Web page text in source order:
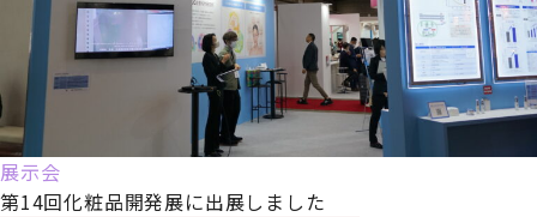
展示会
第14回化粧品開発展に出展しました